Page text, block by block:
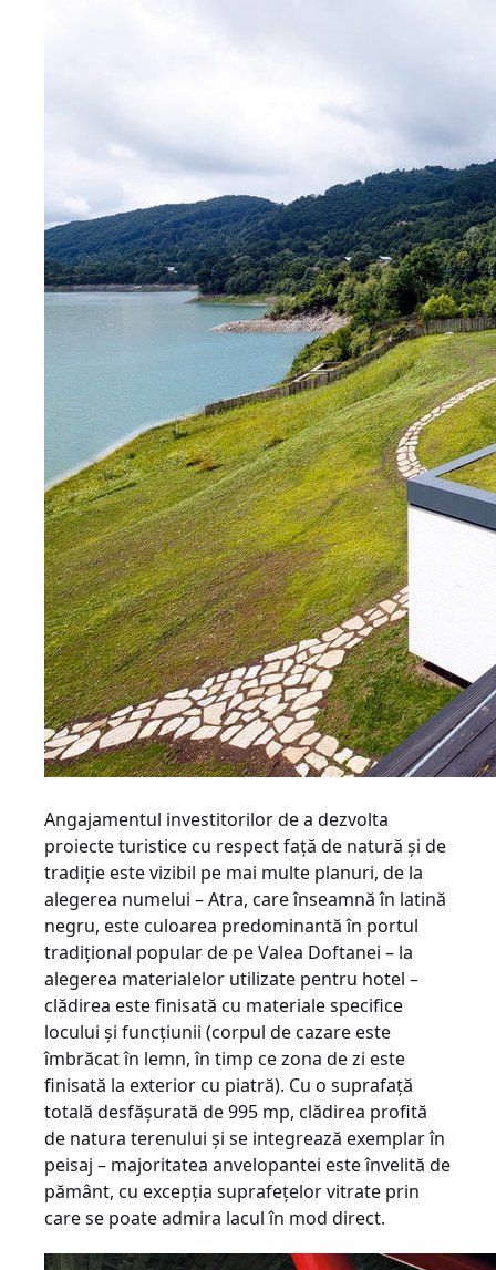
Angajamentul investitorilor de a dezvolta
proiecte turistice cu respect faţă de natură şi de
tradiţie este vizibil pe mai multe planuri, de la
alegerea numelui – Atra, care înseamnă în latină
negru, este culoarea predominantă în portul
tradiţional popular de pe Valea Doftanei – la
alegerea materialelor utilizate pentru hotel –
clădirea este finisată cu materiale specifice
locului şi funcţiunii (corpul de cazare este
îmbrăcat în lemn, în timp ce zona de zi este
finisată la exterior cu piatră). Cu o suprafaţă
totală desfăşurată de 995 mp, clădirea profită
de natura terenului şi se integrează exemplar în
peisaj – majoritatea anvelopantei este învelită de
pământ, cu excepţia suprafeţelor vitrate prin
care se poate admira lacul în mod direct.